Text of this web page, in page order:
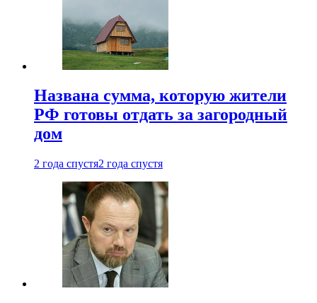
Названа сумма, которую жители
РФ готовы отдать за загородный
дом
2 года спустя2 года спустя